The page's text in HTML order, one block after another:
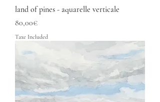
land of pines - aquarelle verticale
Price
80,00€
Taxe Included